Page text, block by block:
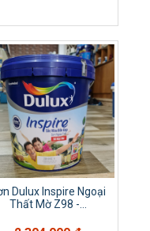
Dulux Inspire Ngoại
Thất Mờ Z98 -...